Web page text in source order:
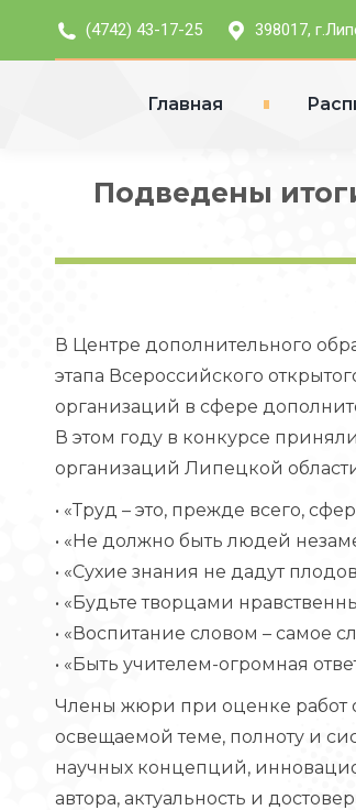
(4742) 43-17-25 398017,
Главная
Подведены
В Центре дополнительного
этапа Всероссийского
организаций в сфере
В этом году в конкурсе
организаций Липецкой
• «Труд – это, прежде всего,
• «Не должно быть людей
• «Сухие знания не дадут
• «Будьте творцами
• «Воспитание словом – самое
• «Быть учителем-огромная
Члены жюри при оценке работ
освещаемой теме, полноту и
научных концепций,
автора, актуальность и